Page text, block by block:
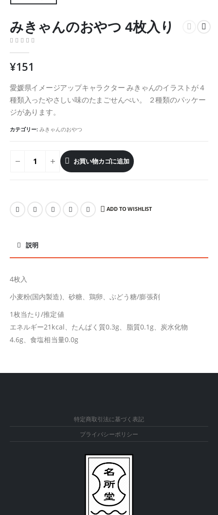
みきゃんのおやつ 4枚入り
¥151
愛媛県イメージアップキャラクター みきゃんのイラストが４
種類入ったやさしい味のたまごせんべい。 ２種類のパッケー
ジがあります。
カテゴリー: みきゃんのおやつ
お買い物カゴに追加
ADD TO WISHLIST
説明
4枚入
小麦粉(国内製造)、砂糖、鶏卵、ぶどう糖/膨張剤
1枚当たり/推定値
エネルギー21kcal、たんぱく質0.3g、脂質0.1g、炭水化物
4.6g、食塩相当量0.0g
特定商取引法に基づく表記
プライバシーポリシー